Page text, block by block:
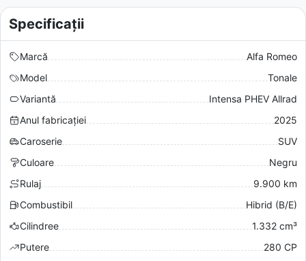
Specificații
Marcă
Alfa Romeo
Model
Tonale
Variantă
Intensa PHEV Allrad
Anul fabricației
2025
Caroserie
SUV
Culoare
Negru
Rulaj
9.900 km
Combustibil
Hibrid (B/E)
Cilindree
1.332 cm³
Putere
280 CP